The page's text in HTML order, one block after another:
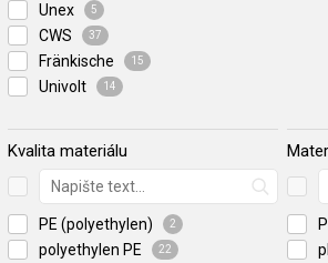
Unex 5
CWS 37
Fränkische 15
Univolt 14
Kvalita materiálu
PE (polyethylen) 2
polyethylen PE 22